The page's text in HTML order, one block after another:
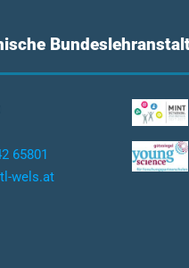
65801
wels.at